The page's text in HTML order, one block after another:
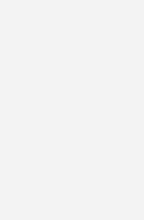
erforderlichen
als bei
deren Funktion im
wird, besteht in der
auf Auftrag und werden
Transparenz des
Jürgen